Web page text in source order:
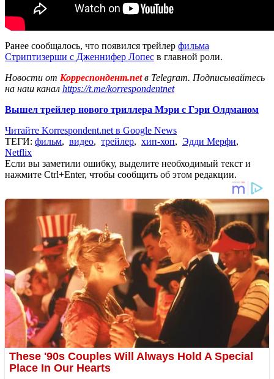
Ранее сообщалось, что появился трейлер фильма
Стриптизерши с Дженнифер Лопес в главной роли.
Новости от Корреспондент.netв Telegram. Подписывайтесь
на наш канал https://t.me/korrespondentnet
Вышел трейлер нового триллера Мэри с Гэри Олдманом
Читайте Korrespondent.net в Google News
ТЕГИ: фильм, видео, трейлер, хип-хоп, Эдди Мерфи,
Netflix
Если вы заметили ошибку, выделите необходимый текст и
нажмите Ctrl+Enter, чтобы сообщить об этом редакции.